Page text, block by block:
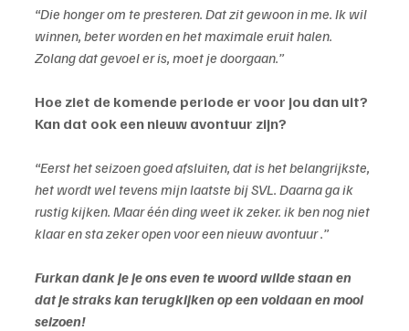
“Die honger om te presteren. Dat zit gewoon in me. Ik wil
winnen, beter worden en het maximale eruit halen.
Zolang dat gevoel er is, moet je doorgaan.”
Hoe ziet de komende periode er voor jou dan uit?
Kan dat ook een nieuw avontuur zijn?
“Eerst het seizoen goed afsluiten, dat is het belangrijkste,
het wordt wel tevens mijn laatste bij SVL. Daarna ga ik
rustig kijken. Maar één ding weet ik zeker. ik ben nog niet
klaar en sta zeker open voor een nieuw avontuur .”
Furkan dank je je ons even te woord wilde staan en
dat je straks kan terugkijken op een voldaan en mooi
seizoen!